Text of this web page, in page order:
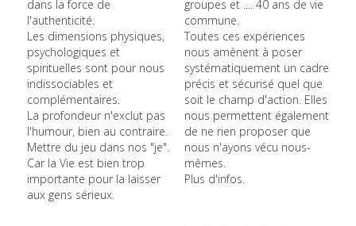
dans la force de
l'authenticité.
Les dimensions physiques,
psychologiques et
spirituelles sont pour nous
indissociables et
complémentaires.
La profondeur n'exclut pas
l'humour, bien au contraire.
Mettre du jeu dans nos "je".
Car la Vie est bien trop
importante pour la laisser
aux gens sérieux.
groupes et .... 40 ans de vie
commune.
Toutes ces expériences
nous amènent à poser
systématiquement un cadre
précis et sécurisé quel que
soit le champ d'action. Elles
nous permettent également
de ne rien proposer que
nous n'ayons vécu nous-
mêmes.
Plus d'infos.